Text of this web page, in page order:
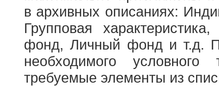
в архивных описаниях:
Групповая
фонд, Личный фонд и т.д.
необходимого
требуемые элементы из